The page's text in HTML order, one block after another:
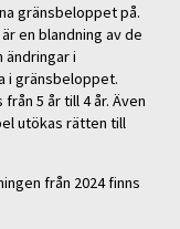
gränsbeloppet på.
en blandning av de
ändringar i
i gränsbeloppet.
5 år till 4 år. Även
utökas rätten till
från 2024 finns